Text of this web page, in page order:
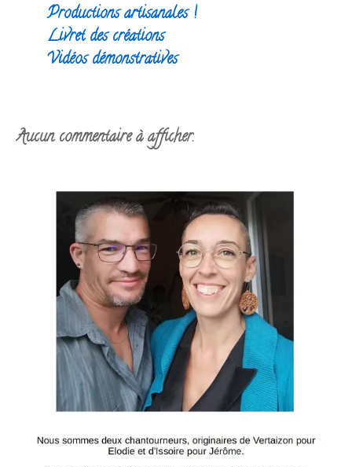
Productions artisanales !
Livret des créations
Vidéos démonstratives
Aucun commentaire à afficher.